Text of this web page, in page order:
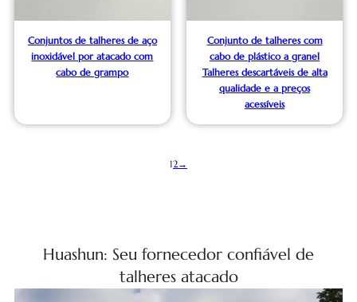
Conjuntos de talheres de aço
inoxidável por atacado com
cabo de grampo
Conjunto de talheres com
cabo de plástico a granel
Talheres descartáveis de alta
qualidade e a preços
acessíveis
12→
Huashun: Seu fornecedor confiável de
talheres atacado